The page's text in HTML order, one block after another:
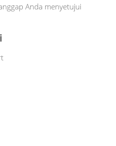
Anda menyetujui